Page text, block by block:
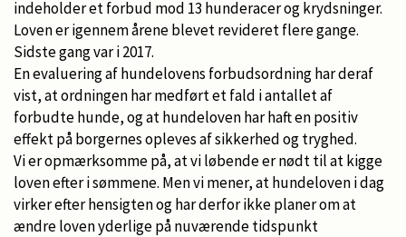
indeholder et forbud mod 13 hunderacer og krydsninger.
Loven er igennem årene blevet revideret flere gange.
Sidste gang var i 2017.
En evaluering af hundelovens forbudsordning har deraf
vist, at ordningen har medført et fald i antallet af
forbudte hunde, og at hundeloven har haft en positiv
effekt på borgernes opleves af sikkerhed og tryghed.
Vi er opmærksomme på, at vi løbende er nødt til at kigge
loven efter i sømmene. Men vi mener, at hundeloven i dag
virker efter hensigten og har derfor ikke planer om at
ændre loven yderlige på nuværende tidspunkt